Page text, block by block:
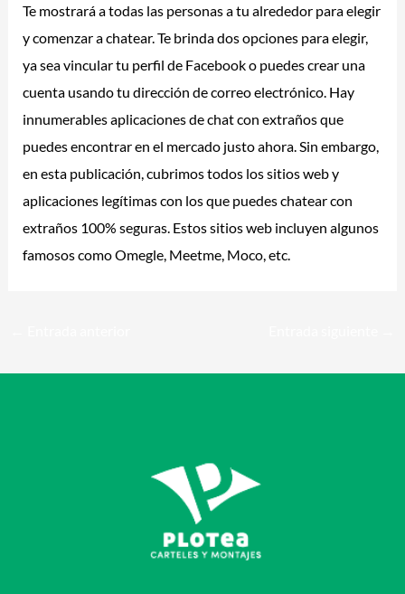
Te mostrará a todas las personas a tu alrededor para elegir
y comenzar a chatear. Te brinda dos opciones para elegir,
ya sea vincular tu perfil de Facebook o puedes crear una
cuenta usando tu dirección de correo electrónico. Hay
innumerables aplicaciones de chat con extraños que
puedes encontrar en el mercado justo ahora. Sin embargo,
en esta publicación, cubrimos todos los sitios web y
aplicaciones legítimas con los que puedes chatear con
extraños 100% seguras. Estos sitios web incluyen algunos
famosos como Omegle, Meetme, Moco, etc.